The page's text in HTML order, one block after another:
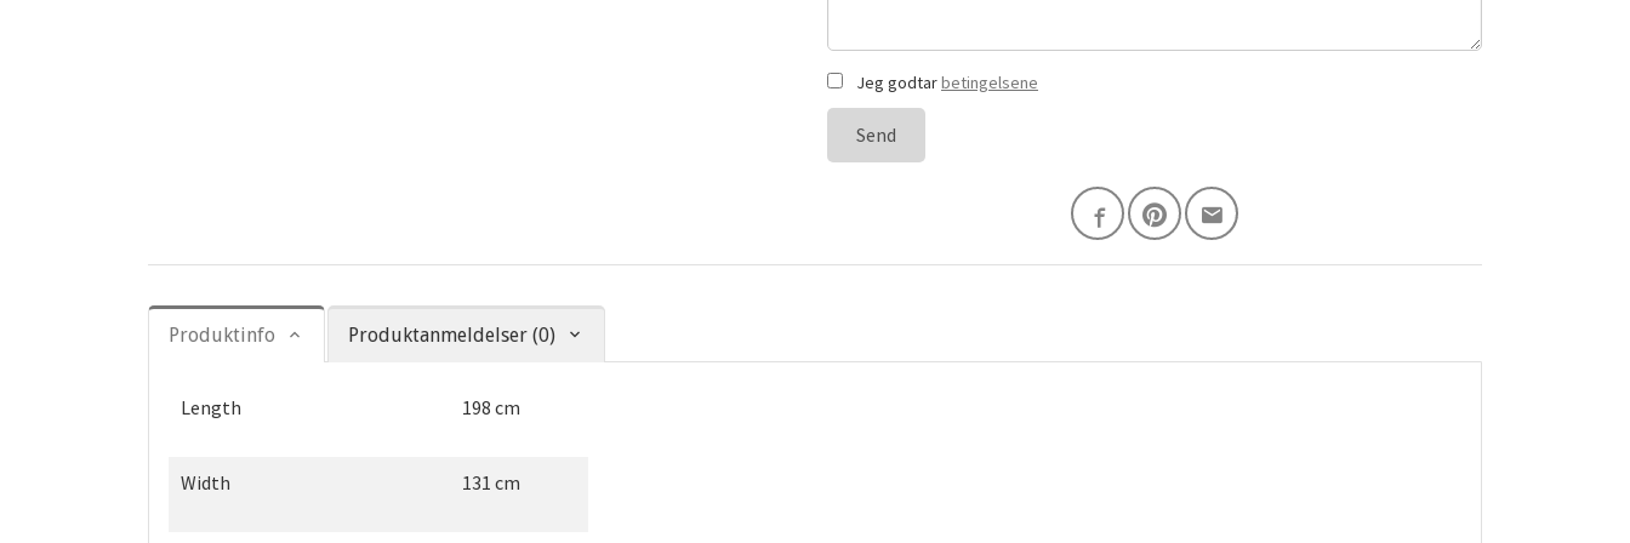
Jeg godtarbetingelsene
Send
Produktinfo Produktanmeldelser (0)
Length 198 cm
Width 131 cm